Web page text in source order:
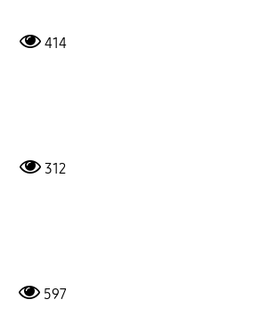
414
312
597